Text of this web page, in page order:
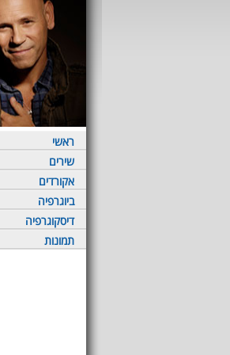
ראשי
שירים
אקורדים
ביוגרפיה
דיסקוגרפיה
תמונות